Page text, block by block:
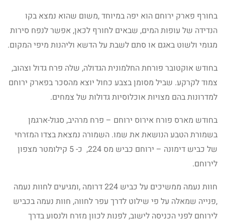
בחורף פארק ירוחם הוא יפה במיוחד ,משום שהוא נמצא בקו
הנדידה של עופות המים, שבאים לחורף לכאן, אפשר לנפח סירות
מגומי ולשוט באגם או סתם לשבת על הדשא וליהנות מיפי המקום.
בחודש אוקטובר פורחת החלמונית הגדולה, שלה פרח גדול וצהוב,
צמוד לקרקע. שביל מסומן בצבע כחול יוצא מהסכר בפארק ירוחם
למדרונות בהם מצויות אוכלוסיות גדולות של צמחים.
בחודש מארס פורח אירוס ירוחם – פרח מרהיב, סגול-ארגמן
בשמורת הטבע הנושאת את שמו. השמורה נמצאת בצדו המזרחי
של כביש דימונה – ירוחם כביש מס 224, כ- 5 קילומטר מצפון
לירוחם.
חוות נעמה ממשיכים על כביש 224 דרומה ,ומגיעים לחוות נעמה
,פנייה שמאלה על פי שילוט לדרך עפר לחווה, חוות נעמה בכביש
לירוחם לפני הכניסה לישוב, לפנות לכוון מזרח ולנסוע בדרך